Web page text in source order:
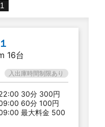
1
16台
入出庫時間制限あり
30分 300円
60分 100円
最大料金 500